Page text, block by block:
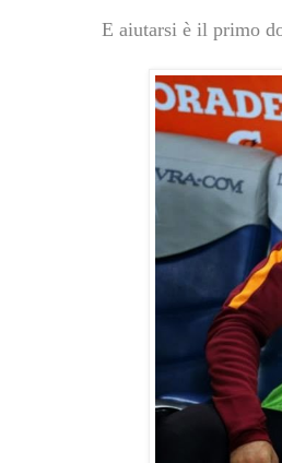
E aiutarsi è il primo